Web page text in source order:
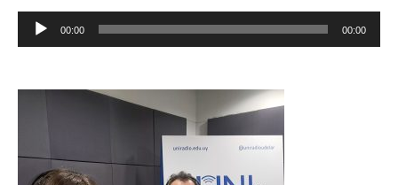
Reproductor
de
00:00 00:00